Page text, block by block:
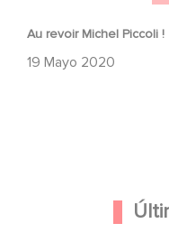
Au revoir Michel Piccoli !
19 Mayo 2020